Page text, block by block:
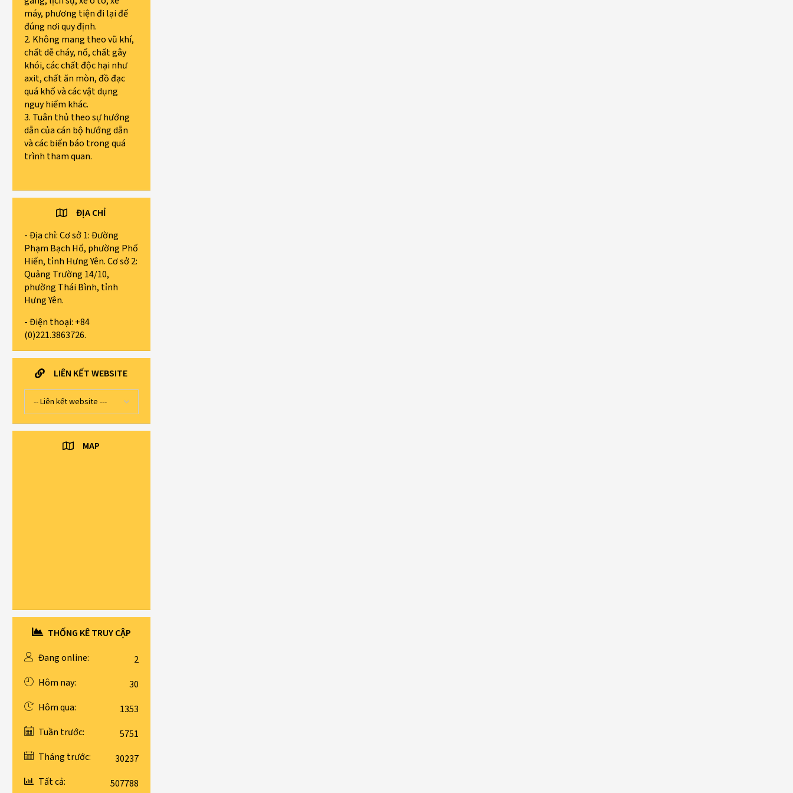
máy, phương tiện đi lại để
đúng nơi quy định.
2. Không mang theo vũ khí,
chất dễ cháy, nổ, chất gây
khói, các chất độc hại như
axit, chất ăn mòn, đồ đạc
quá khổ và các vật dụng
nguy hiểm khác.
3. Tuân thủ theo sự hướng
dẫn của cán bộ hướng dẫn
và các biển báo trong quá
trình tham quan.
ĐỊA CHỈ
- Địa chỉ: Cơ sở 1: Đường
Phạm Bạch Hổ, phường Phố
Hiến, tỉnh Hưng Yên. Cơ sở 2:
Quảng Trường 14/10,
phường Thái Bình, tỉnh
Hưng Yên.
- Điện thoại: +84
(0)221.3863726.
LIÊN KẾT WEBSITE
MAP
THỐNG KÊ TRUY CẬP
Đang online:
2
Hôm nay:
30
Hôm qua:
1353
Tuần trước:
5751
Tháng trước:
30237
Tất cả:
507788